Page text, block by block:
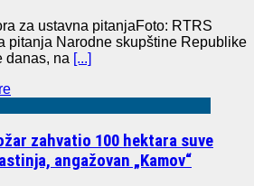
za ustavna pitanjaFoto: RTRS
pitanja Narodne skupštine Republike
danas, na [...]
zahvatio 100 hektara suve
angažovan „Kamov“